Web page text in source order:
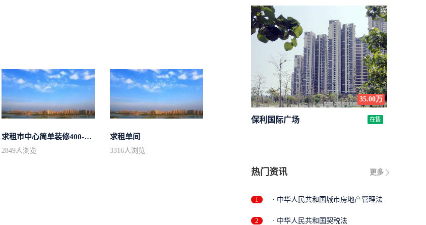
求租市中心简单装修400-500
2849人浏览
求租单间
3316人浏览
35.00万
保利国际广场 在售
更多
热门资讯
1 · 中华人民共和国城市房地产管理法
2 · 中华人民共和国契税法